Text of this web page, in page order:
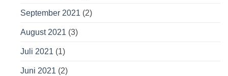
September 2021 (2)
August 2021 (3)
Juli 2021 (1)
Juni 2021 (2)